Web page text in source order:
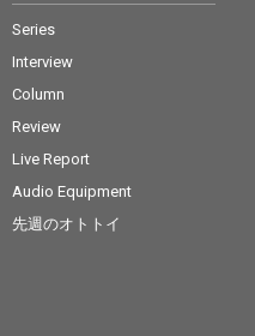
Series
Interview
Column
Review
Live Report
Audio Equipment
先週のオトトイ